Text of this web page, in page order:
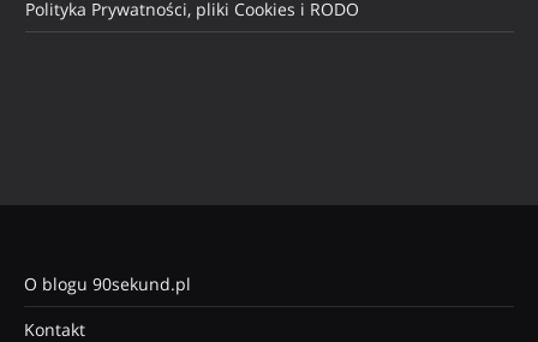
Polityka Prywatności, pliki Cookies i RODO
O blogu 90sekund.pl
Kontakt